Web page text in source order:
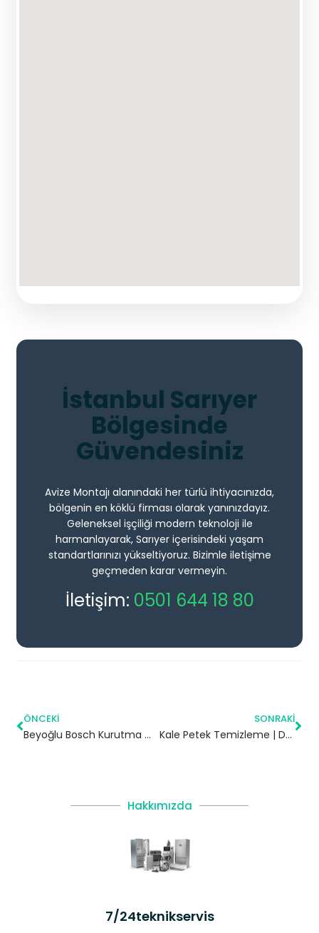
İstanbul Sarıyer
Bölgesinde
Güvendesiniz
Avize Montajı alanındaki her türlü ihtiyacınızda,
bölgenin en köklü firması olarak yanınızdayız.
Geleneksel işçiliği modern teknoloji ile
harmanlayarak, Sarıyer içerisindeki yaşam
standartlarınızı yükseltiyoruz. Bizimle iletişime
geçmeden karar vermeyin.
İletişim: 0501 644 18 80
ÖNCEKI
Beyoğlu Bosch Kurutma Makinesi Servisi
SONRAKI
Kale Petek Temizleme | Denizli
Hakkımızda
7/24teknikservis